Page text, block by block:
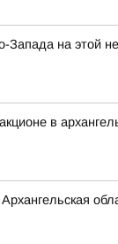
Запада на этой
в